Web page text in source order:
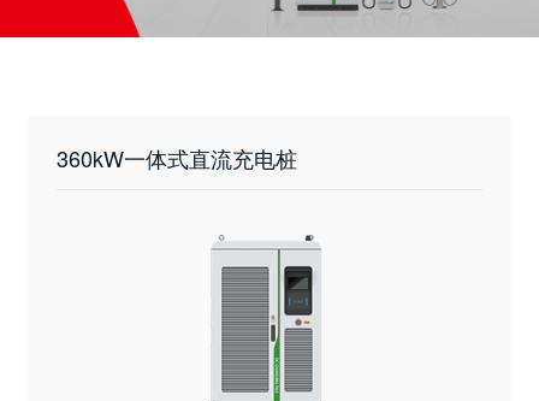
360kW一体式直流充电桩